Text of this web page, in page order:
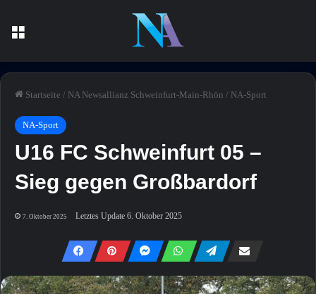
Startseite / NA Newsallianz Schweinfurt-Main-Rhön / NA-Sport
NA-Sport
U16 FC Schweinfurt 05 –
Sieg gegen Großbardorf
7. Oktober 2025 Letztes Update 6. Oktober 2025